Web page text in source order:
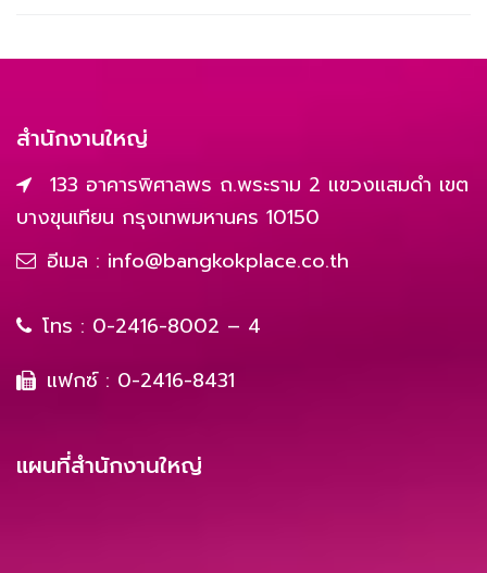
สำนักงานใหญ่
133 อาคารพิศาลพร ถ.พระราม 2 แขวงแสมดำ เขต
บางขุนเทียน กรุงเทพมหานคร 10150
อีเมล : info@bangkokplace.co.th
โทร : 0-2416-8002 – 4
แฟกซ์ : 0-2416-8431
แผนที่สำนักงานใหญ่